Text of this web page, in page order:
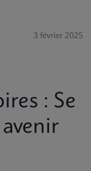
3 février 2025
: Se